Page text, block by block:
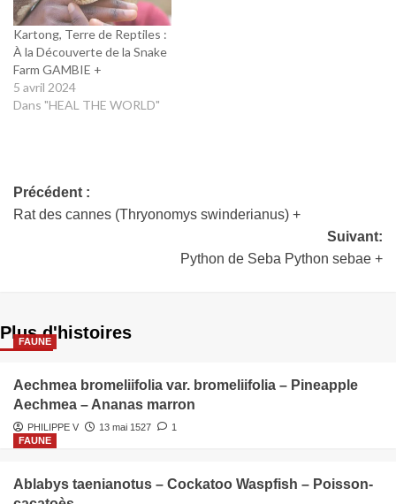
Kartong, Terre de Reptiles :
À la Découverte de la Snake
Farm GAMBIE +
5 avril 2024
Dans "HEAL THE WORLD"
Précédent :
Rat des cannes (Thryonomys swinderianus) +
Suivant:
Python de Seba Python sebae +
Plus d'histoires
FAUNE
Aechmea bromeliifolia var. bromeliifolia – Pineapple
Aechmea – Ananas marron
PHILIPPE V 13 mai 1527
1
FAUNE
Ablabys taenianotus – Cockatoo Waspfish – Poisson-